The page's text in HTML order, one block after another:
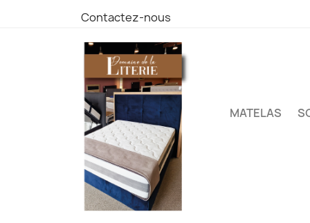
Contactez-nous
MATELAS